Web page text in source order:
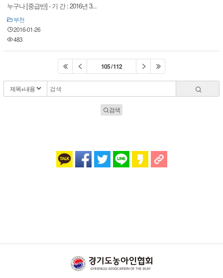
누구나 [중급반] - 기 간 : 2016년 3...
부천
2016-01-26
483
105 / 112
검색